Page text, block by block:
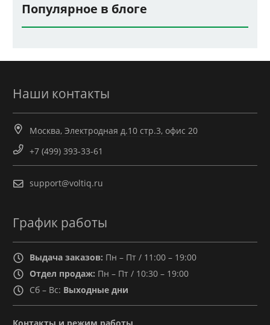
Популярное в блоге
Наши контакты
Москва, Электродная д.10 стр.3, офис 20
+7 (499) 393-33-61
support@voltiq.ru
График работы
Выдача заказов: Пн – Пт / 11:00 – 19:00
Отдел продаж: Пн – Пт / 10:30 – 19:00
Сб – Вс: Выходные дни